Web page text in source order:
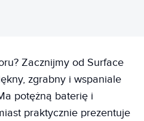
Zacznijmy od Surface
zgrabny i wspaniale
potężną baterię i
praktycznie prezentuje